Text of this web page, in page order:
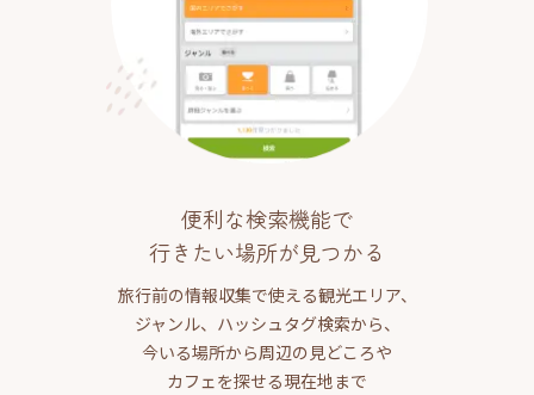
便利な検索機能で
行きたい場所が見つかる
旅行前の情報収集で使える観光エリア、
ジャンル、ハッシュタグ検索から、
今いる場所から周辺の見どころや
カフェを探せる現在地まで